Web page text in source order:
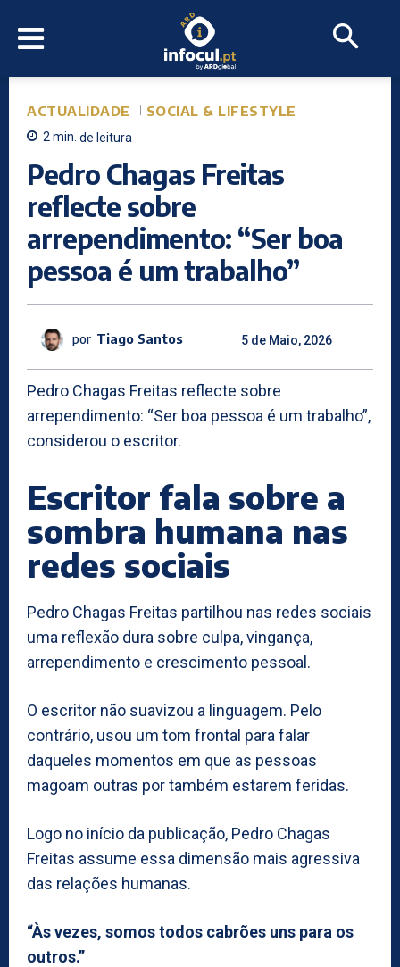
ACTUALIDADE SOCIAL & LIFESTYLE
2min. de leitura
Pedro Chagas Freitas
reflecte sobre
arrependimento: “Ser boa
pessoa é um trabalho”
por Tiago Santos 5 de Maio, 2026
Pedro Chagas Freitas reflecte sobre
arrependimento: “Ser boa pessoa é um trabalho”,
considerou o escritor.
Escritor fala sobre a
sombra humana nas
redes sociais
Pedro Chagas Freitas partilhou nas redes sociais
uma reflexão dura sobre culpa, vingança,
arrependimento e crescimento pessoal.
O escritor não suavizou a linguagem. Pelo
contrário, usou um tom frontal para falar
daqueles momentos em que as pessoas
magoam outras por também estarem feridas.
Logo no início da publicação, Pedro Chagas
Freitas assume essa dimensão mais agressiva
das relações humanas.
“Às vezes, somos todos cabrões uns para os
outros.”